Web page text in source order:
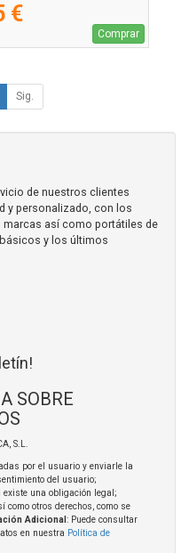
€
Comprar
Sig.
de nuestros clientes
y personalizado, con los
así como portátiles de
y los últimos
SOBRE
S.L.
por el usuario y enviarle la
del usuario;
existe una obligación legal;
como otros derechos, como se
Adicional : Puede consultar
en nuestra Política de